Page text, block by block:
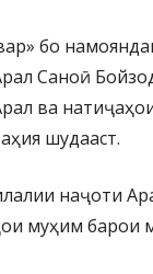
бо
Саноӣ
ва
шудааст.
наҷоти
муҳим барои